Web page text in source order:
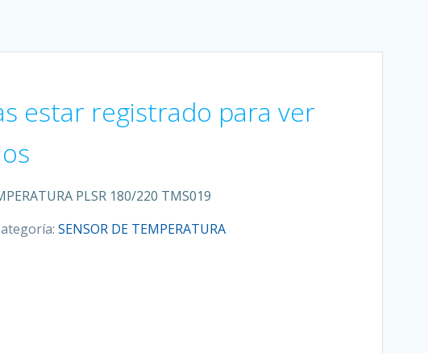
estar registrado para ver
PLSR 180/220 TMS019
SENSOR DE TEMPERATURA